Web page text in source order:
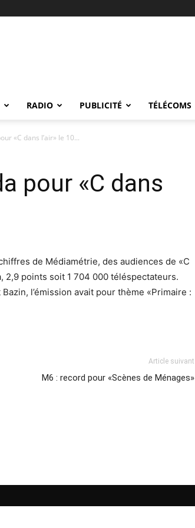
RADIO PUBLICITÉ TÉLÉCOMS
«C dans l’air» le 10...
pour «C dans
de Médiamétrie, des audiences de «C
2,9 points soit 1 704 000 téléspectateurs.
l’émission avait pour thème «Primaire :
Article suivant
M6 : record pour «Scènes de Ménages»